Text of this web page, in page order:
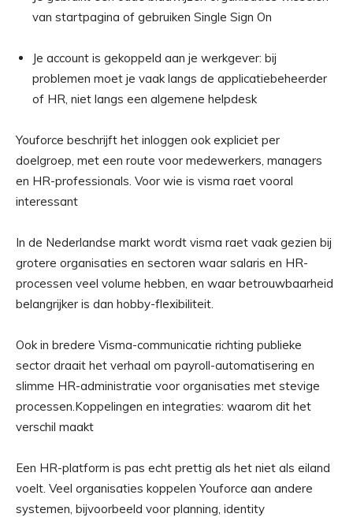
van startpagina of gebruiken Single Sign On
Je account is gekoppeld aan je werkgever: bij
problemen moet je vaak langs de applicatiebeheerder
of HR, niet langs een algemene helpdesk
Youforce beschrijft het inloggen ook expliciet per
doelgroep, met een route voor medewerkers, managers
en HR-professionals. Voor wie is visma raet vooral
interessant
In de Nederlandse markt wordt visma raet vaak gezien bij
grotere organisaties en sectoren waar salaris en HR-
processen veel volume hebben, en waar betrouwbaarheid
belangrijker is dan hobby-flexibiliteit.
Ook in bredere Visma-communicatie richting publieke
sector draait het verhaal om payroll-automatisering en
slimme HR-administratie voor organisaties met stevige
processen.Koppelingen en integraties: waarom dit het
verschil maakt
Een HR-platform is pas echt prettig als het niet als eiland
voelt. Veel organisaties koppelen Youforce aan andere
systemen, bijvoorbeeld voor planning, identity